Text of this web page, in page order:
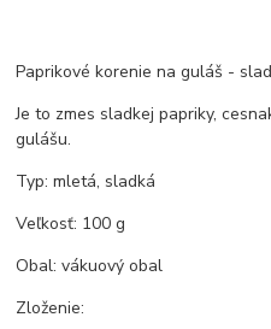
Paprikové korenie na guláš -
Je to zmes sladkej papriky,
gulášu.
Typ: mletá, sladká
Veľkosť: 100 g
Obal: vákuový obal
Zloženie: